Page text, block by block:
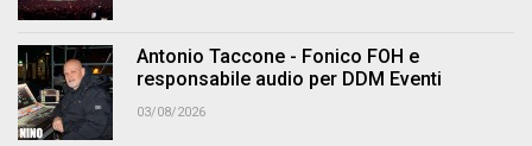
Antonio Taccone - Fonico FOH e
responsabile audio per DDM Eventi
03/08/2026